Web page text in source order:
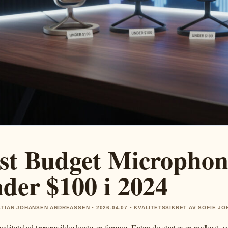
Budget
$100 i 2024
JOHANSEN ANDREASSEN • 2026-04-07 • KVALITETSSIKRET AV SOFIE